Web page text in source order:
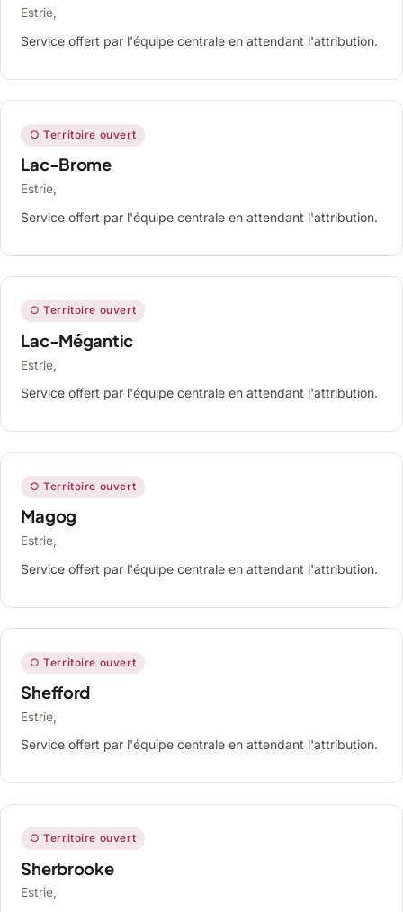
Estrie,
Service offert par l'équipe centrale en attendant l'attribution.
○ Territoire ouvert
Lac-Brome
Estrie,
Service offert par l'équipe centrale en attendant l'attribution.
○ Territoire ouvert
Lac-Mégantic
Estrie,
Service offert par l'équipe centrale en attendant l'attribution.
○ Territoire ouvert
Magog
Estrie,
Service offert par l'équipe centrale en attendant l'attribution.
○ Territoire ouvert
Shefford
Estrie,
Service offert par l'équipe centrale en attendant l'attribution.
○ Territoire ouvert
Sherbrooke
Estrie,